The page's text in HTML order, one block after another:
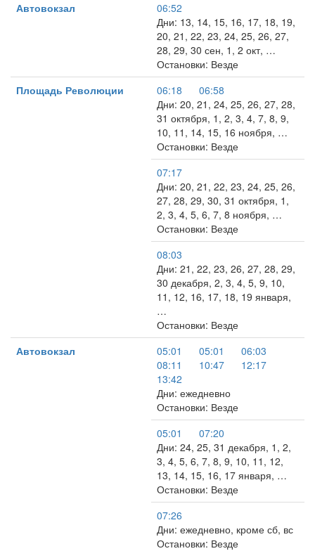
Автовокзал
06:52
Дни: 13, 14, 15, 16, 17, 18, 19,
20, 21, 22, 23, 24, 25, 26, 27,
28, 29, 30 сен, 1, 2 окт, …
Остановки: Везде
Площадь Революции
06:18
06:58
Дни: 20, 21, 24, 25, 26, 27, 28,
31 октября, 1, 2, 3, 4, 7, 8, 9,
10, 11, 14, 15, 16 ноября, …
Остановки: Везде
07:17
Дни: 20, 21, 22, 23, 24, 25, 26,
27, 28, 29, 30, 31 октября, 1,
2, 3, 4, 5, 6, 7, 8 ноября, …
Остановки: Везде
08:03
Дни: 21, 22, 23, 26, 27, 28, 29,
30 декабря, 2, 3, 4, 5, 9, 10,
11, 12, 16, 17, 18, 19 января,
…
Остановки: Везде
Автовокзал
05:01 05:01
06:03
08:11
10:47
12:17
13:42
Дни: ежедневно
Остановки: Везде
05:01
07:20
Дни: 24, 25, 31 декабря, 1, 2,
3, 4, 5, 6, 7, 8, 9, 10, 11, 12,
13, 14, 15, 16, 17 января, …
Остановки: Везде
07:26
Дни: ежедневно, кроме сб, вс
Остановки: Везде